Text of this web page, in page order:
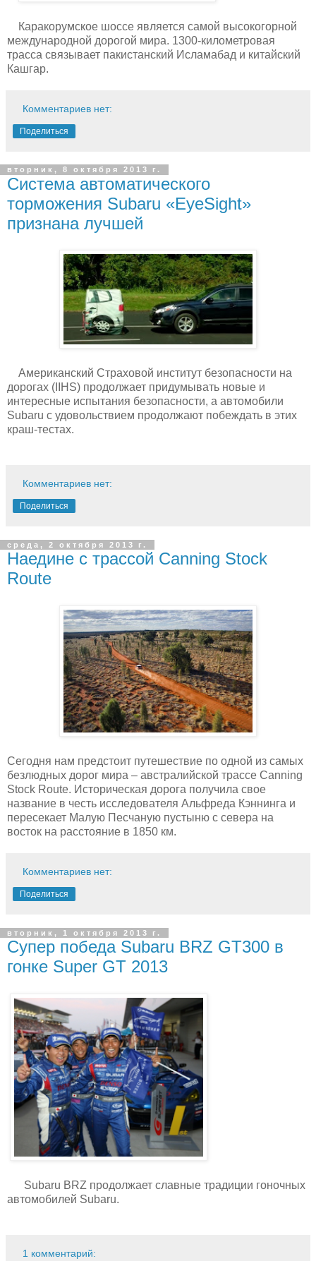
Каракорумское шоссе является самой высокогорной
международной дорогой мира. 1300-километровая
трасса связывает пакистанский Исламабад и китайский
Кашгар.
Комментариев нет:
Поделиться
вторник, 8 октября 2013 г.
Система автоматического
торможения Subaru «EyeSight»
признана лучшей
Американский Страховой институт безопасности на
дорогах (IIHS) продолжает придумывать новые и
интересные испытания безопасности, а автомобили
Subaru с удовольствием продолжают побеждать в этих
краш-тестах.
Комментариев нет:
Поделиться
среда, 2 октября 2013 г.
Наедине с трассой Canning Stock
Route
Сегодня нам предстоит путешествие по одной из самых
безлюдных дорог мира – австралийской трассе Canning
Stock Route. Историческая дорога получила свое
название в честь исследователя Альфреда Кэннинга и
пересекает Малую Песчаную пустыню с севера на
восток на расстояние в 1850 км.
Комментариев нет:
Поделиться
вторник, 1 октября 2013 г.
Супер победа Subaru BRZ GT300 в
гонке Super GT 2013
Subaru BRZ продолжает славные традиции гоночных
автомобилей Subaru.
1 комментарий: